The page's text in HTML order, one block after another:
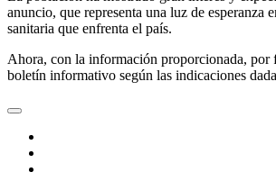
anuncio, que representa una luz de esperanza
sanitaria que enfrenta el país.
Ahora, con la información proporcionada, por
boletín informativo según las indicaciones